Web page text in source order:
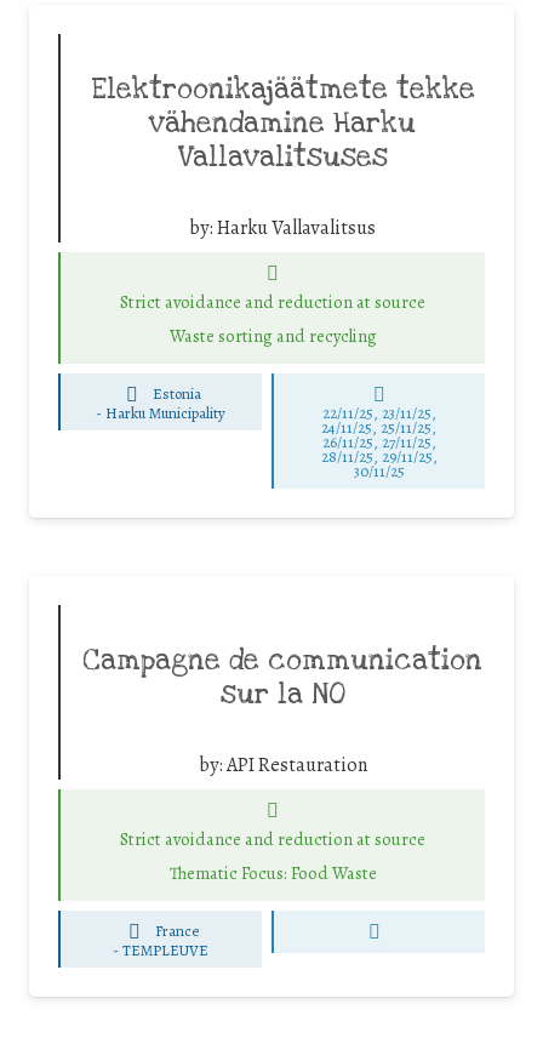
Elektroonikajäätmete tekke
vähendamine Harku
Vallavalitsuses
by:Harku Vallavalitsus
Strict avoidance and reduction at source
Waste sorting and recycling
Estonia
- Harku Municipality 22/11/25, 23/11/25,
24/11/25, 25/11/25,
26/11/25, 27/11/25,
28/11/25, 29/11/25,
30/11/25
Campagne de communication
sur la NO
by:API Restauration
Strict avoidance and reduction at source
Thematic Focus: Food Waste
France
-TEMPLEUVE